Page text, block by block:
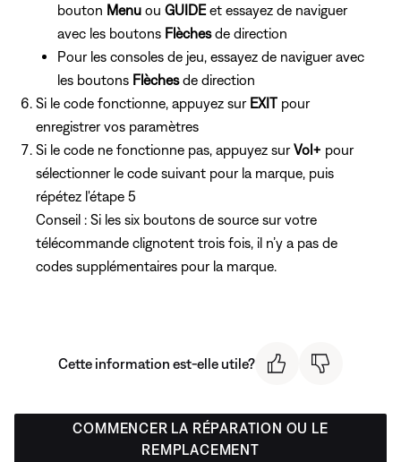
bouton Menu ou GUIDEet essayez de naviguer
avec les boutons Flèchesde direction
Pour les consoles de jeu, essayez de naviguer avec
les boutons Flèchesde direction
Si le code fonctionne, appuyez sur EXIT pour
enregistrer vos paramètres
Si le code ne fonctionne pas, appuyez surVol+ pour
sélectionner le code suivant pour la marque, puis
répétez l'étape 5
Conseil : Si les six boutons de source sur votre
télécommande clignotent trois fois, il n’y a pas de
codes supplémentaires pour la marque.
Cette information est-elle utile?
COMMENCER LA RÉPARATION OU LE
REMPLACEMENT